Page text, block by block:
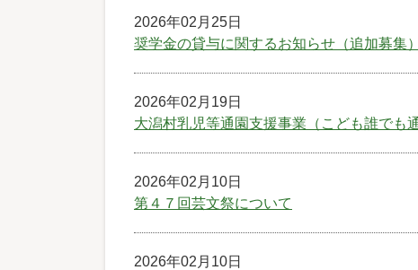
2026年02月25日
奨学金の貸与に関するお知らせ（追加募集）
2026年02月19日
大潟村乳児等通園支援事業（こども誰でも
2026年02月10日
第４７回芸文祭について
2026年02月10日